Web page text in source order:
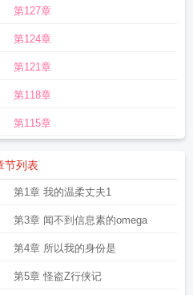
今夜谁是谁
刀郎你是我的情人歌词
是谁在唱歌
你是谁我是谁今夜又是谁是什么歌
第127章
第124章
第121章
第118章
第115章
节列表
第1章 我的温柔丈夫1
第3章 闻不到信息素的omega
第4章 所以我的身份是
第5章 怪盗Z行侠记